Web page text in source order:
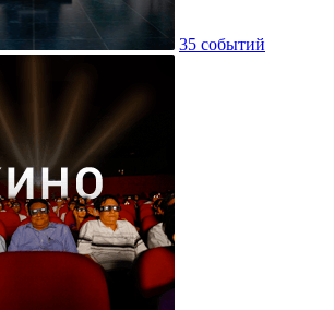
35 событий